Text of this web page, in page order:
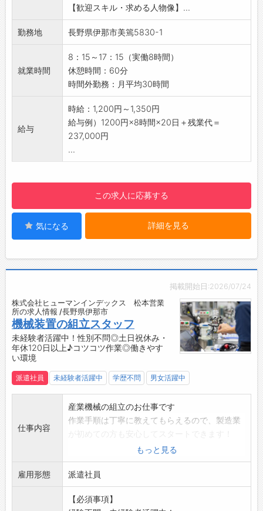
☆----------------------------------------
☆
・未経験から活躍している社員もいます
・丁寧に教えてもらえる環境なので、初めての
方も安心
あります！
■研修制度充実◎
・図面の見方や組立方法など、先輩社員から指
導いただけるので安心して就業可能
・外部セミナーの研修を受けてもらうこともで
きます
【貸与】
・制服（上下）
・帽子
【設備】
・更衣室、ロッカー
・食堂スペースあり：サラダ購入可能！（100
・喫煙所：屋外
☆----------------------------------------
☆
◆給与前払い制度あり！
簡単申請！簡単受取！日払い即日払い対応！
☆
◆ご不明点はいつでもご相談ください！
☆----------------------------------------
☆
す。
【歓迎スキル・求める人物像】...
勤務地 長野県伊那市美篶5830-1
就業時間
8：15～17：15（実働8時間）
休憩時間：60分
時間外勤務：月平均30時間
給与
時給：1,200円～1,350円
給与例）1200円×8時間×20日＋残業代＝
237,000円
...
この求人に応募する
気になる 詳細を見る
掲載開始日:2026/07/24
株式会社ヒューマンインデックス 松本営業
所の求人情報 /長野県伊那市
機械装置の組立スタッフ
未経験者活躍中！性別不問◎土日祝休み・
年休120日以上♪コツコツ作業◎働きやす
い環境
派遣社員 未経験者活躍中 学歴不問 男女活躍中
仕事内容
産業機械の組立のお仕事です
作業手順は丁寧に教えてもらえるので、製造業
■機械装置の組立・機械回りの配線
・装置の組立（部品の組付け、ユニットの作成
など）
・配線作業（配線、整線、かしめ作業など）
もっと見る
雇用形態 派遣社員
【必須事項】